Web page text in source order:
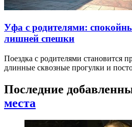
Уфа с родителями:
лишней спешки
Поездка с родителями становится
длинные сквозные прогулки и
Последние
места